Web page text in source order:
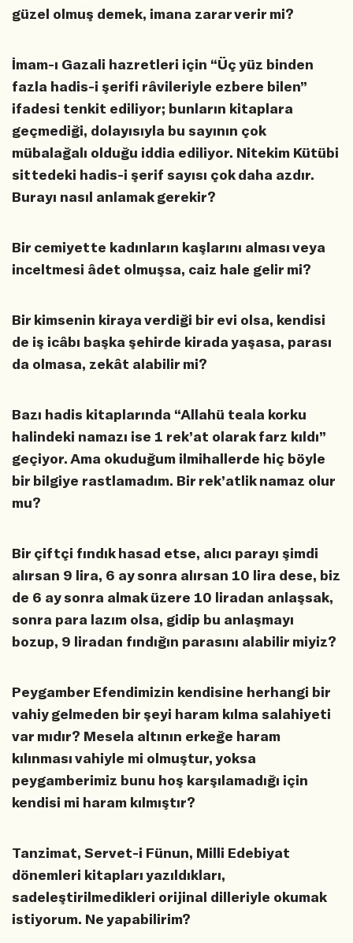
güzel olmuş demek, imana zarar verir mi?
İmam-ı Gazali hazretleri için “Üç yüz binden
fazla hadis-i şerifi râvileriyle ezbere bilen”
ifadesi tenkit ediliyor; bunların kitaplara
geçmediği, dolayısıyla bu sayının çok
mübalağalı olduğu iddia ediliyor. Nitekim Kütübi
sittedeki hadis-i şerif sayısı çok daha azdır.
Burayı nasıl anlamak gerekir?
Bir cemiyette kadınların kaşlarını alması veya
inceltmesi âdet olmuşsa, caiz hale gelir mi?
Bir kimsenin kiraya verdiği bir evi olsa, kendisi
de iş icâbı başka şehirde kirada yaşasa, parası
da olmasa, zekât alabilir mi?
Bazı hadis kitaplarında “Allahü teala korku
halindeki namazı ise 1 rek’at olarak farz kıldı”
geçiyor. Ama okuduğum ilmihallerde hiç böyle
bir bilgiye rastlamadım. Bir rek’atlik namaz olur
mu?
Bir çiftçi fındık hasad etse, alıcı parayı şimdi
alırsan 9 lira, 6 ay sonra alırsan 10 lira dese, biz
de 6 ay sonra almak üzere 10 liradan anlaşsak,
sonra para lazım olsa, gidip bu anlaşmayı
bozup, 9 liradan fındığın parasını alabilir miyiz?
Peygamber Efendimizin kendisine herhangi bir
vahiy gelmeden bir şeyi haram kılma salahiyeti
var mıdır? Mesela altının erkeğe haram
kılınması vahiyle mi olmuştur, yoksa
peygamberimiz bunu hoş karşılamadığı için
kendisi mi haram kılmıştır?
Tanzimat, Servet-i Fünun, Milli Edebiyat
dönemleri kitapları yazıldıkları,
sadeleştirilmedikleri orijinal dilleriyle okumak
istiyorum. Ne yapabilirim?